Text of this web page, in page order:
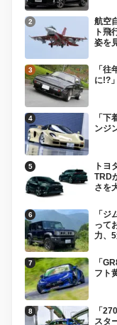
航空
ト飛
姿を
「
に!?
「
ンジ
トヨ
TRD
さを
「
って
力、
「
フト
「
スタ